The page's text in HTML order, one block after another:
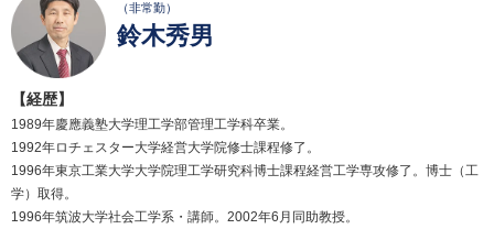
（非常勤）
鈴木秀男
【経歴】
1989年慶應義塾大学理工学部管理工学科卒業。
1992年ロチェスター大学経営大学院修士課程修了。
1996年東京工業大学大学院理工学研究科博士課程経営工学専攻修了。博士（工
学）取得。
1996年筑波大学社会工学系・講師。2002年6月同助教授。